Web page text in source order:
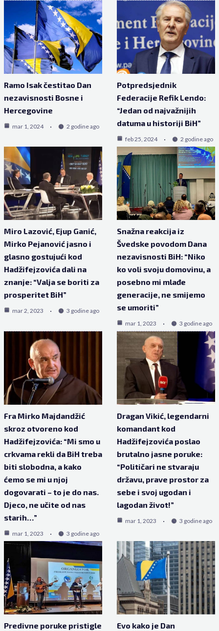
Ramo Isak čestitao Dan
nezavisnosti Bosne i
Hercegovine
mar 1, 2024 2 godine ago
Potpredsjednik
Federacije Refik Lendo:
“Jedan od najvažnijih
datuma u historiji BiH”
feb 25, 2024 2 godine ago
Miro Lazović, Ejup Ganić,
Mirko Pejanović jasno i
glasno gostujući kod
Hadžifejzovića dali na
znanje: “Valja se boriti za
prosperitet BiH”
mar 2, 2023 3 godine ago
Snažna reakcija iz
Švedske povodom Dana
nezavisnosti BiH: “Niko
ko voli svoju domovinu, a
posebno mi mlađe
generacije, ne smijemo
se umoriti”
mar 1, 2023 3 godine ago
Fra Mirko Majdandžić
skroz otvoreno kod
Hadžifejzovića: “Mi smo u
crkvama rekli da BiH treba
biti slobodna, a kako
ćemo se mi u njoj
dogovarati – to je do nas.
Djeco, ne učite od nas
starih…”
mar 1, 2023 3 godine ago
Dragan Vikić, legendarni
komandant kod
Hadžifejzovića poslao
brutalno jasne poruke:
“Političari ne stvaraju
državu, prave prostor za
sebe i svoj ugodan i
lagodan život!”
mar 1, 2023 3 godine ago
Predivne poruke pristigle
Evo kako je Dan